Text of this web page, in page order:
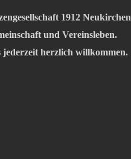
1912 Neukirchen
und Vereinsleben.
jederzeit herzlich willkommen.